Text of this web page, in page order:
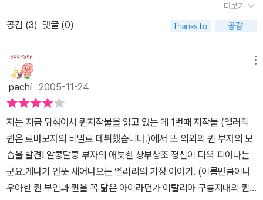
반다인이 먼저 시작한 것이다. 뭐 이것이 나쁘다는 것은 아니다. 다만
많은 퀸 팬들이 반다인의 퀸에 대한 영향을 경시하는 것은 잘못이라
고 생각된다. 반다인이 없으면 퀸도 없다고 할 정도는 아니더라도 반
다인이라는 훌륭한 모델이 없었다면 퀸이 초반부터 명작들을 대량생
산할 수 없었다는 것만은 분명하다고 생각된다.한가지 특이한 것은
탐정으로서 리차드의 비중이 엘러리에 비해 결코 작지 않다는 것이
다. 로마모자의 비밀은 주인공 탐정의 개성창조에 실패한 작품이라고
하는 사람도 있지만, 나는 그렇게 생각하지 않는다. 오히려 퀸의 작품
중 탐정이 가장 흥미롭게 표현된 작품이라고 생각한다. 이 작품에서
탐정은 엘러리 혼자가 아니라 퀸부자이다. 베테랑 경감과 괴벽을 지
닌 제법 신비스러워 보이는 그의 아들이 콤비를 이루는 형태는 매우
재미있는 착상이라고 생각된다. 처음에 퀸은 와트슨의 비중이 대폭
더보기
공감 (3) 댓글 (0)
pachi 2005-11-24
저는 지금 뒤섞여서 퀸저작물을 읽고 있는 데 1번때 저작물 (엘러리
퀸은 로마모자의 비밀로 데뷔했습니다.)에서 또 의외의 퀸 부자의 모
습을 발견! 알콩달콩 부자의 애틋한 상부상조 정신이 더욱 피어나는
군요.게다가 언뜻 새어나오는 엘러리의 가정 이야기. (이름만큼이나
우아한 퀸 부인과 퀸을 꼭 닮은 아이라던가 이탈리아 구릉지대의 퀸